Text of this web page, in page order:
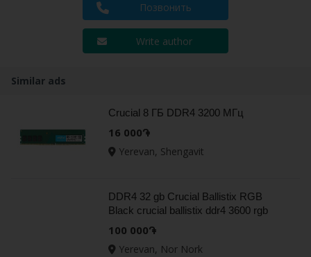
Позвонить
Write author
Similar ads
Crucial 8 ГБ DDR4 3200 МГц
16 000֏
Yerevan, Shengavit
DDR4 32 gb Crucial Ballistix RGB
Black crucial ballistix ddr4 3600 rgb
bl8g36c16ubl.m8fe1 16 18 18
100 000֏
Yerevan, Nor Nork